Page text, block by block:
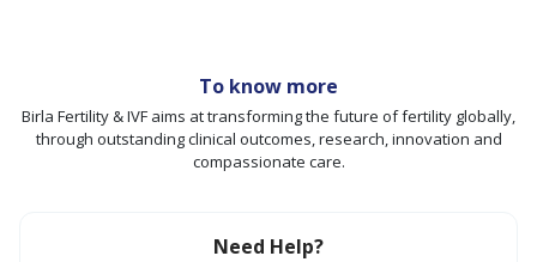
To know more
Birla Fertility & IVF aims at transforming the future of fertility globally,
through outstanding clinical outcomes, research, innovation and
compassionate care.
Need Help?